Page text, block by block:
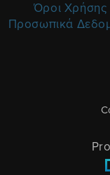
Όροι Χρήσης
Προσωπικά